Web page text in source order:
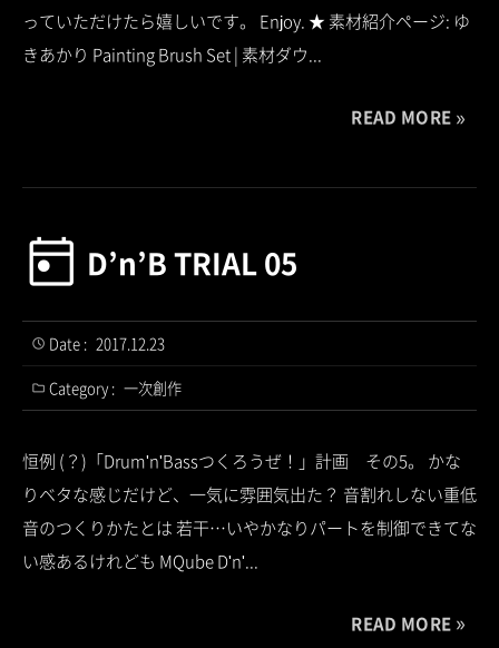
っていただけたら嬉しいです。 Enjoy. ★ 素材紹介ページ: ゆ
きあかり Painting Brush Set | 素材ダウ...
READ MORE
D’n’B TRIAL 05
Date : 2017.12.23
Category : 一次創作
恒例 (？)「Drum'n'Bassつくろうぜ！」計画 その5。 かな
りベタな感じだけど、一気に雰囲気出た？ 音割れしない重低
音のつくりかたとは 若干…いやかなりパートを制御できてな
い感あるけれども MQube D'n'...
READ MORE